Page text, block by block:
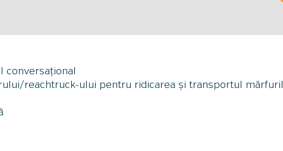
conversațional
reachtruck-ului pentru ridicarea și transportul